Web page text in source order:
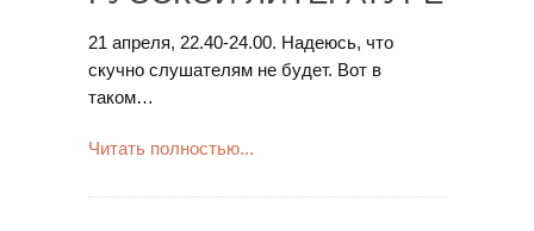
21 апреля, 22.40-24.00. Надеюсь, что
скучно слушателям не будет. Вот в
таком…
Читать полностью...